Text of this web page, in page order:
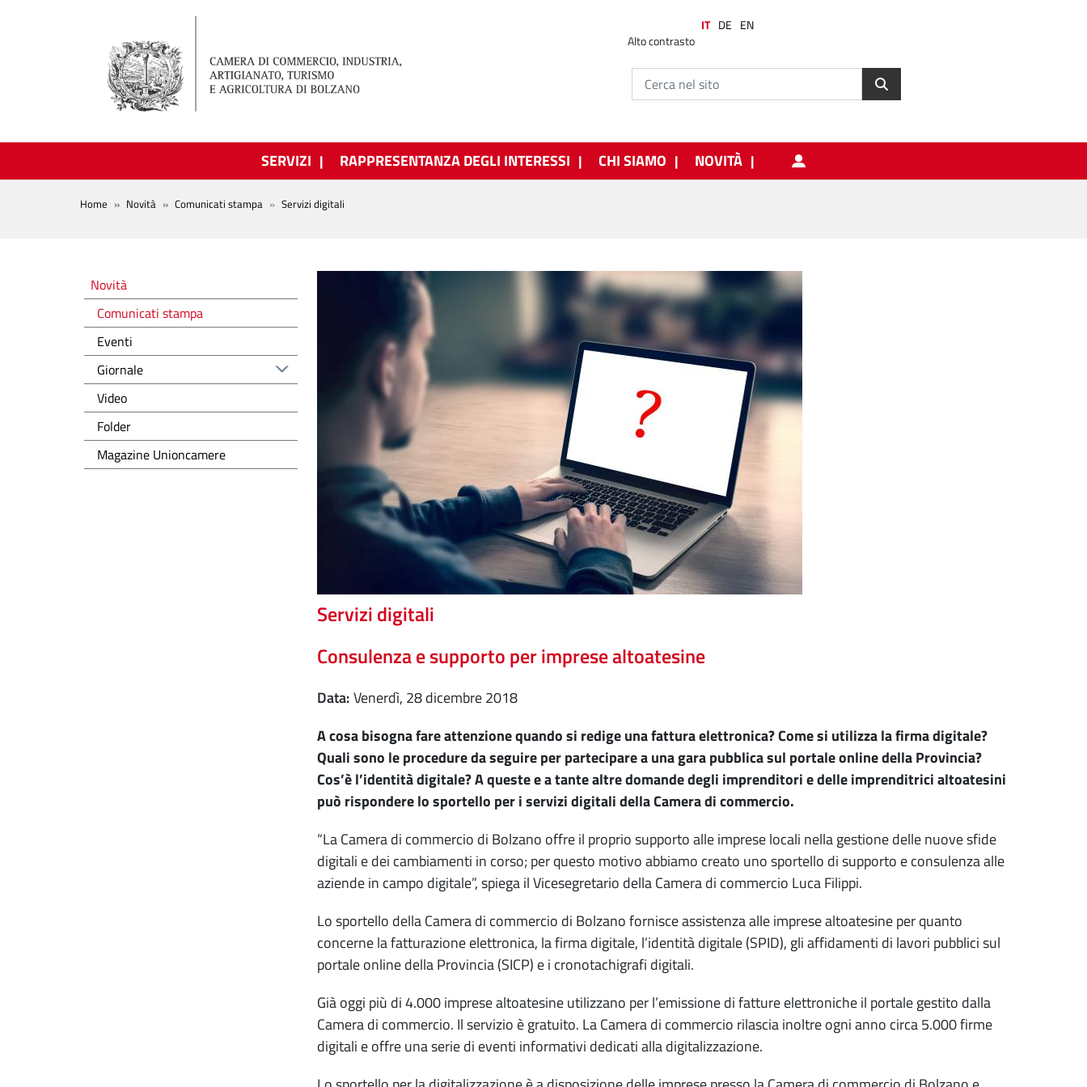
Alto contrasto
IT DE EN
SERVIZI RAPPRESENTANZA DEGLI INTERESSI CHI SIAMO NOVITÀ
BREADCRUMB
Home Novità Comunicati stampa Servizi digitali
Servizi digitali
Consulenza e supporto per imprese altoatesine
Data
venerdì, 28 dicembre 2018
A cosa bisogna fare attenzione quando si redige una fattura elettronica? Come si utilizza la firma digitale?
Quali sono le procedure da seguire per partecipare a una gara pubblica sul portale online della Provincia?
Cos’è l’identità digitale? A queste e a tante altre domande degli imprenditori e delle imprenditrici altoatesini
può rispondere lo sportello per i servizi digitali della Camera di commercio.
“La Camera di commercio di Bolzano offre il proprio supporto alle imprese locali nella gestione delle nuove sfide
digitali e dei cambiamenti in corso; per questo motivo abbiamo creato uno sportello di supporto e consulenza alle
aziende in campo digitale”, spiega il Vicesegretario della Camera di commercio Luca Filippi.
Lo sportello della Camera di commercio di Bolzano fornisce assistenza alle imprese altoatesine per quanto
concerne la fatturazione elettronica, la firma digitale, l’identità digitale (SPID), gli affidamenti di lavori pubblici sul
portale online della Provincia (SICP) e i cronotachigrafi digitali.
Già oggi più di 4.000 imprese altoatesine utilizzano per l’emissione di fatture elettroniche il portale gestito dalla
Camera di commercio. Il servizio è gratuito. La Camera di commercio rilascia inoltre ogni anno circa 5.000 firme
digitali e offre una serie di eventi informativi dedicati alla digitalizzazione.
Novità
Novità
Comunicati stampa
Eventi
Giornale
Video
Folder
Magazine Unioncamere